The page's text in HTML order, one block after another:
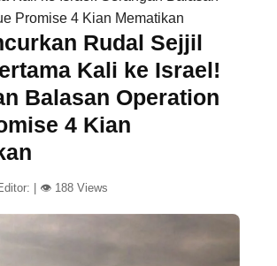
Promise 4 Kian Mematikan
Rudal Sejjil
Kali ke Israel!
Balasan Operation
4 Kian
👁 188 Views